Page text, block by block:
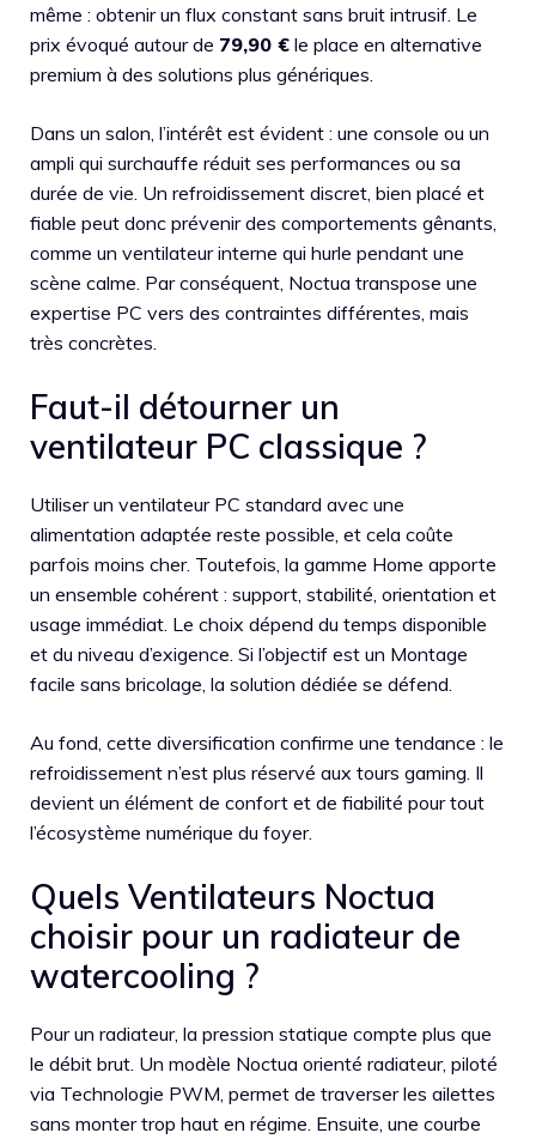
même : obtenir un flux constant sans bruit intrusif. Le
prix évoqué autour de 79,90 € le place en alternative
premium à des solutions plus génériques.
Dans un salon, l’intérêt est évident : une console ou un
ampli qui surchauffe réduit ses performances ou sa
durée de vie. Un refroidissement discret, bien placé et
fiable peut donc prévenir des comportements gênants,
comme un ventilateur interne qui hurle pendant une
scène calme. Par conséquent, Noctua transpose une
expertise PC vers des contraintes différentes, mais
très concrètes.
Faut-il détourner un
ventilateur PC classique ?
Utiliser un ventilateur PC standard avec une
alimentation adaptée reste possible, et cela coûte
parfois moins cher. Toutefois, la gamme Home apporte
un ensemble cohérent : support, stabilité, orientation et
usage immédiat. Le choix dépend du temps disponible
et du niveau d’exigence. Si l’objectif est un Montage
facile sans bricolage, la solution dédiée se défend.
Au fond, cette diversification confirme une tendance : le
refroidissement n’est plus réservé aux tours gaming. Il
devient un élément de confort et de fiabilité pour tout
l’écosystème numérique du foyer.
Quels Ventilateurs Noctua
choisir pour un radiateur de
watercooling ?
Pour un radiateur, la pression statique compte plus que
le débit brut. Un modèle Noctua orienté radiateur, piloté
via Technologie PWM, permet de traverser les ailettes
sans monter trop haut en régime. Ensuite, une courbe